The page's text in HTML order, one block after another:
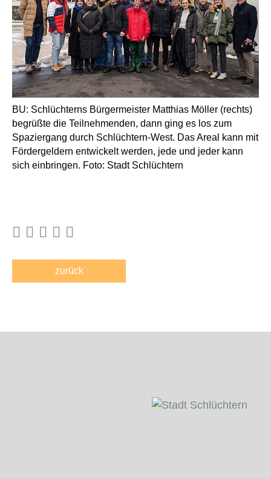
BU: Schlüchterns Bürgermeister Matthias Möller (rechts)
begrüßte die Teilnehmenden, dann ging es los zum
Spaziergang durch Schlüchtern-West. Das Areal kann mit
Fördergeldern entwickelt werden, jede und jeder kann
sich einbringen. Foto: Stadt Schlüchtern
zurück